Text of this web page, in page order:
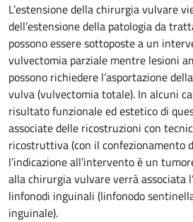
L’estensione della chirurgia vulvare
dell’estensione della patologia da
possono essere sottoposte a un
vulvectomia parziale mentre lesioni
possono richiedere l’asportazione
vulva (vulvectomia totale). In alcuni
risultato funzionale ed estetico di
associate delle ricostruzioni con
ricostruttiva (con il confezionamento
l’indicazione all’intervento è un
alla chirurgia vulvare verrà associata
linfonodi inguinali (linfonodo
inguinale).